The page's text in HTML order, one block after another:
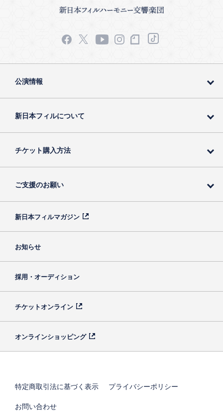
公演情報
新日本フィルについて
チケット購入方法
ご支援のお願い
新日本フィルマガジン
お知らせ
採用・オーディション
チケットオンライン
オンラインショッピング
特定商取引法に基づく表示 プライバシーポリシー
お問い合わせ